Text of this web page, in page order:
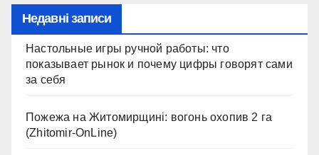
Недавні записи
Настольные игры ручной работы: что
показывает рынок и почему цифры говорят сами
за себя
Пожежа на Житомирщині: вогонь охопив 2 га
(Zhitomir-OnLine)